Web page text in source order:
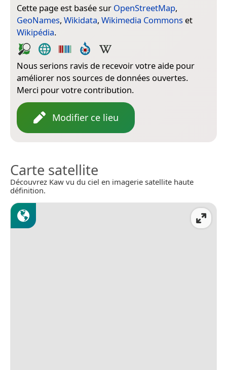
Cette page est basée sur OpenStreetMap,
GeoNames, Wikidata, Wikimedia Commons et
Wikipédia.
Nous serions ravis de recevoir votre aide pour
améliorer nos sources de données ouvertes.
Merci pour votre contribution.
Modifier ce lieu
Carte satellite
Découvrez Kaw vu du ciel en imagerie satellite haute
définition.